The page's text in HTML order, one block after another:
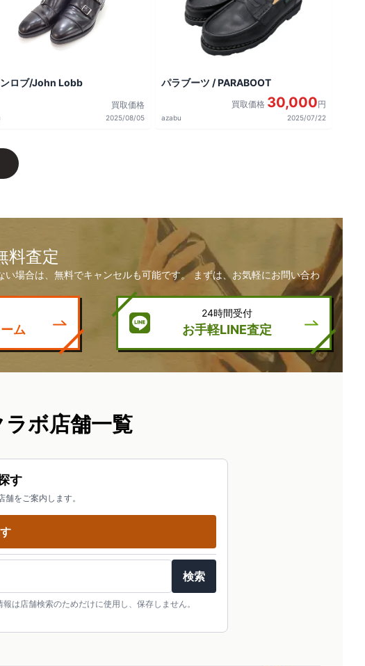
ロブ/John Lobb
買取価格
2025/08/05
パラブーツ / PARABOOT
買取価格 30,000円
azabu 2025/07/22
料査定
場合は、無料でキャンセルも可能です。 まずは、お気軽にお問い合わ
ム
24時間受付
お手軽LINE査定
ボ店舗一覧
す
をご案内します。
検索
は店舗検索のためだけに使用し、保存しません。